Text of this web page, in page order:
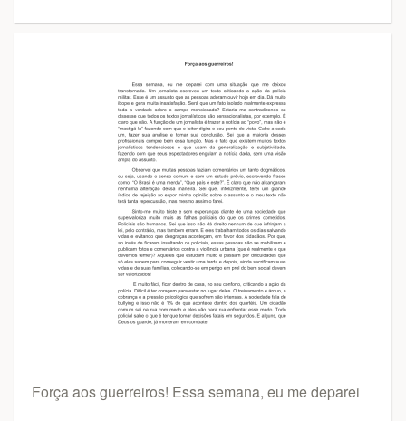
Força aos guerreiros! Essa semana, eu me deparei